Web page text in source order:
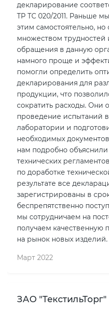
декларирование
ТР ТС 020/2011. Раньше
этим самостоятельно, но
множеством трудностей
обращения в данную
намного проще и
помогли определить
декларирования для
продукции, что
сократить расходы. Они
проведение испытаний
лаборатории и
необходимых
нам подробно
технических
по доработке
результате все
зарегистрированы в
беспрепятственно
мы сотрудничаем на
получаем качественную
на рынок новых изделий.
Март 2022
ЗАО "ТекстильТорг"